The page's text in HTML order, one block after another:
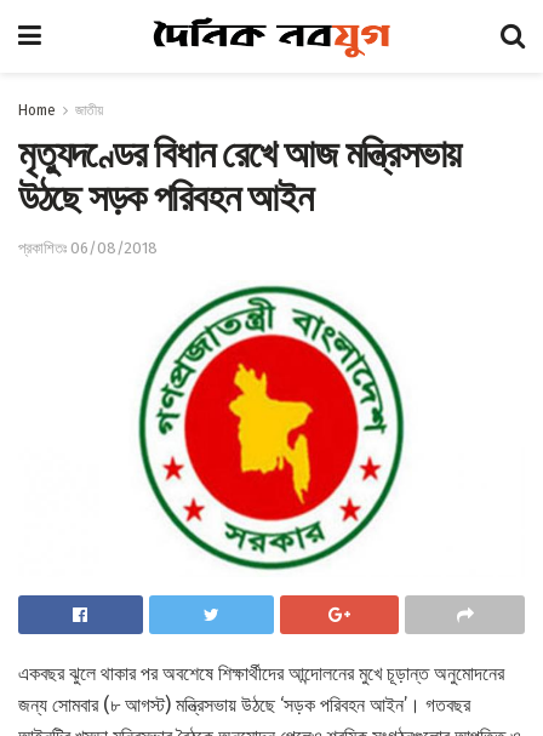
Home জাতীয়
মৃত্যুদণ্ডের বিধান রেখে আজ মন্ত্রিসভায়
উঠছে সড়ক পরিবহন আইন
প্রকাশিতঃ 06/08/2018
একবছর ঝুলে থাকার পর অবশেষে শিক্ষার্থীদের আন্দোলনের মুখে চূড়ান্ত অনুমোদনের
জন্য সোমবার (৮ আগস্ট) মন্ত্রিসভায় উঠছে ‘সড়ক পরিবহন আইন’। গতবছর